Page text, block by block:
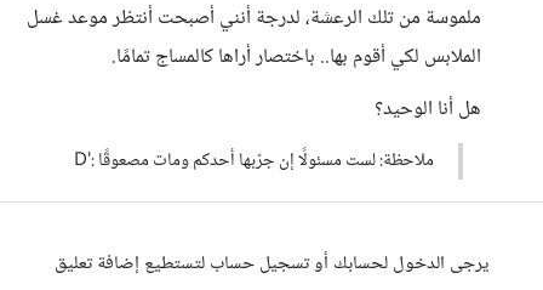
ملموسة من تلك الرعشة، لدرجة أنني أصبحت أنتظر موعد غسل
الملابس لكي أقوم بها.. باختصار أراها كالمساج تمامًا.
هل أنا الوحيد؟
ملاحظة: لست مسئولًا إن جرّبها أحدكم ومات مصعوقًا :'D
يرجى الدخول لحسابك أو تسجيل حساب لتستطيع إضافة تعليق